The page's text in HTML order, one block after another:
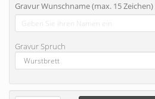
Gravur Wunschname (max. 15 Zeichen)
Gravur Spruch